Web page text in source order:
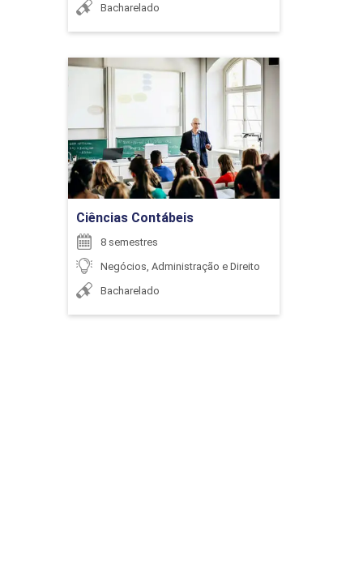
Bacharelado
Ciências Contábeis
8 semestres
Negócios, Administração e Direito
Bacharelado
Ciências Contábeis
Detalhes do curso
Ir para Inscrição